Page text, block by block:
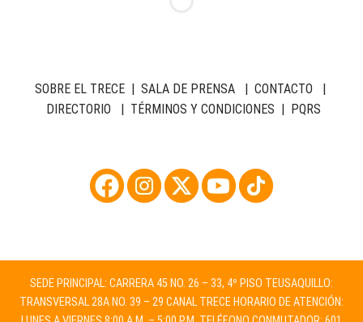
SOBRE EL TRECE| SALA DE PRENSA| CONTACTO |
DIRECTORIO | TÉRMINOS Y CONDICIONES | PQRS
SEDE PRINCIPAL: CARRERA 45 NO. 26 – 33, 4º PISO TEUSAQUILLO:
TRANSVERSAL 28A NO. 39 – 29 CANAL TRECE HORARIO DE ATENCIÓN: